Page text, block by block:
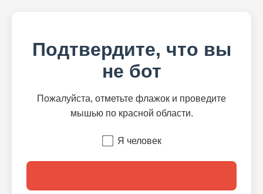
Подтвердите, что вы
не бот
Пожалуйста, отметьте флажок и проведите
мышью по красной области.
Я человек